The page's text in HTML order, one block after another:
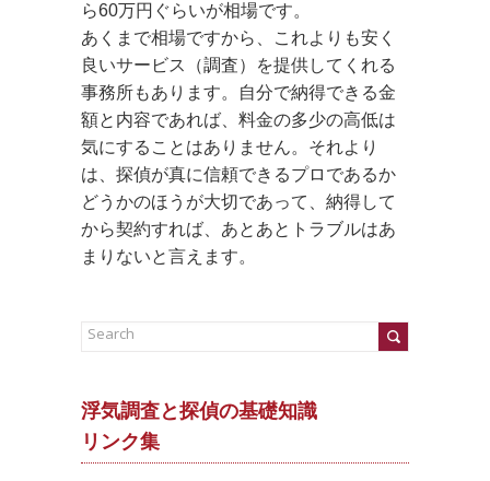
ら60万円ぐらいが相場です。
あくまで相場ですから、これよりも安く
良いサービス（調査）を提供してくれる
事務所もあります。自分で納得できる金
額と内容であれば、料金の多少の高低は
気にすることはありません。それより
は、探偵が真に信頼できるプロであるか
どうかのほうが大切であって、納得して
から契約すれば、あとあとトラブルはあ
まりないと言えます。
浮気調査と探偵の基礎知識
リンク集